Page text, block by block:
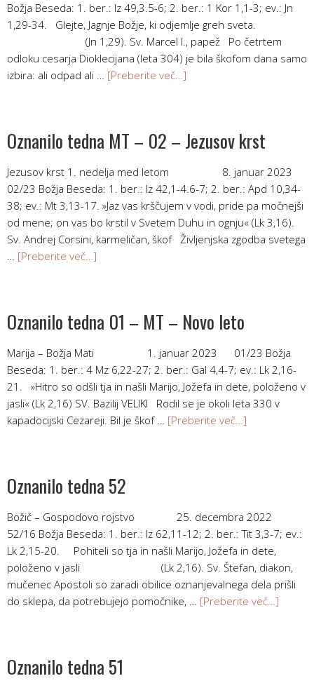
Božja Beseda: 1. ber.: Iz 49,3.5-6; 2. ber.: 1 Kor 1,1-3; ev.: Jn
1,29-34. Glejte, Jagnje Božje, ki odjemlje greh sveta.
(Jn 1,29). Sv. Marcel I., papež Po četrtem
odloku cesarja Dioklecijana (leta 304) je bila škofom dana samo
izbira: ali odpad ali … [Preberite več…]
Oznanilo tedna MT – 02 – Jezusov krst
Jezusov krst 1. nedelja med letom 8. januar 2023
02/23 Božja Beseda: 1. ber.: Iz 42,1-4.6-7; 2. ber.: Apd 10,34-
38; ev.: Mt 3,13-17. »Jaz vas krščujem v vodi, pride pa močnejši
od mene; on vas bo krstil v Svetem Duhu in ognju« (Lk 3,16).
Sv. Andrej Corsini, karmeličan, škof Življenjska zgodba svetega
[Preberite več…]
Oznanilo tedna 01 – MT – Novo leto
Marija – Božja Mati 1. januar 2023 01/23 Božja
Beseda: 1. ber.: 4 Mz 6,22-27; 2. ber.: Gal 4,4-7; ev.: Lk 2,16-
21. »Hitro so odšli tja in našli Marijo, Jožefa in dete, položeno v
jasli« (Lk 2,16) SV. Bazilij VELIKI Rodil se je okoli leta 330 v
kapadocijski Cezareji. Bil je škof … [Preberite več…]
Oznanilo tedna 52
Božič – Gospodovo rojstvo 25. decembra 2022
52/16 Božja Beseda: 1. ber.: Iz 62,11-12; 2. ber.: Tit 3,3-7; ev.:
Lk 2,15-20. Pohiteli so tja in našli Marijo, Jožefa in dete,
položeno v jasli (Lk 2,16). Sv. Štefan, diakon,
mučenec Apostoli so zaradi obilice oznanjevalnega dela prišli
do sklepa, da potrebujejo pomočnike, … [Preberite več…]
Oznanilo tedna 51